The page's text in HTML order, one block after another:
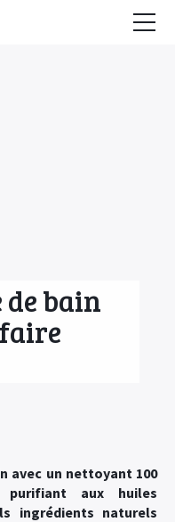
bain
avec un nettoyant 100
aux huiles
ingrédients naturels